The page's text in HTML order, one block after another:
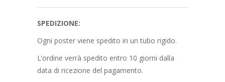
SPEDIZIONE:
Ogni poster viene spedito in un tubo rigido.
L’ordine verrà spedito entro 10 giorni dalla
data di ricezione del pagamento.